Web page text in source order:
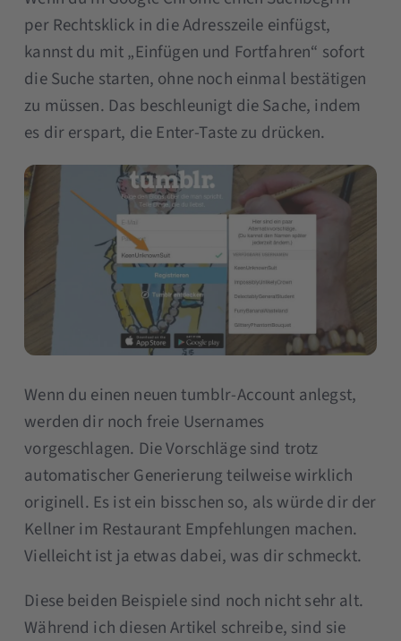
per Rechtsklick in die Adresszeile einfügst,
kannst du mit „Einfügen und Fortfahren“ sofort
die Suche starten, ohne noch einmal bestätigen
zu müssen. Das beschleunigt die Sache, indem
es dir erspart, die Enter-Taste zu drücken.
Wenn du einen neuen tumblr-Account anlegst,
werden dir noch freie Usernames
vorgeschlagen. Die Vorschläge sind trotz
automatischer Generierung teilweise wirklich
originell. Es ist ein bisschen so, als würde dir der
Kellner im Restaurant Empfehlungen machen.
Vielleicht ist ja etwas dabei, was dir schmeckt.
Diese beiden Beispiele sind noch nicht sehr alt.
Während ich diesen Artikel schreibe, sind sie